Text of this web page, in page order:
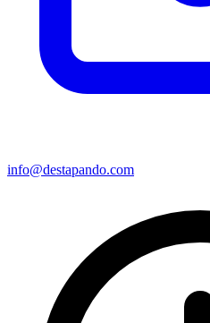
info@destapando.com